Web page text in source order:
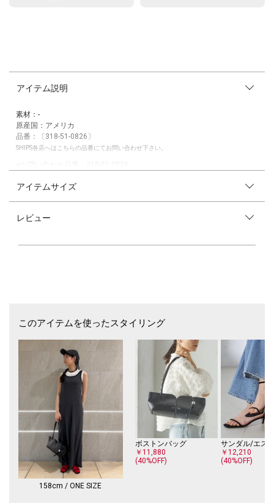
アイテム説明
素材：-
原産国：アメリカ
品番：〔318-51-0826〕
SHIPS各店へはこちらの品番にてお問い合わせ下さい。
※末永く愛用頂く為に、アテンションタグを必ずご確認の上、着用又はお
アイテムサイズ
レビュー
このアイテムを使ったスタイリング
158cm / ONE SIZE
ボストンバッグ
￥11,880
(40%OFF)
￥12,210
(40%OFF)